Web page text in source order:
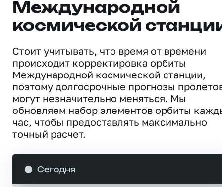
Международной
космической
Стоит учитывать, что время от времени
происходит корректировка орбиты
Международной космической станции,
поэтому долгосрочные прогнозы
могут незначительно меняться. Мы
обновляем набор элементов орбиты
час, чтобы предоставлять максимально
точный расчет.
Сегодня